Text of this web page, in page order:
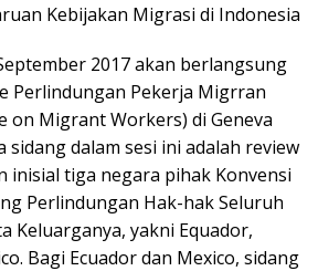
Kebijakan Migrasi di Indonesia
2017 akan berlangsung
Perlindungan Pekerja Migrran
on Migrant Workers) di Geneva
sidang dalam sesi ini adalah review
inisial tiga negara pihak Konvensi
Perlindungan Hak-hak Seluruh
Keluarganya, yakni Equador,
Bagi Ecuador dan Mexico, sidang